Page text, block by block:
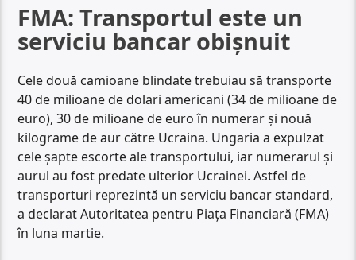
FMA: Transportul este un
serviciu bancar obișnuit
Cele două camioane blindate trebuiau să transporte
40 de milioane de dolari americani (34 de milioane de
euro), 30 de milioane de euro în numerar și nouă
kilograme de aur către Ucraina. Ungaria a expulzat
cele șapte escorte ale transportului, iar numerarul și
aurul au fost predate ulterior Ucrainei. Astfel de
transporturi reprezintă un serviciu bancar standard,
a declarat Autoritatea pentru Piața Financiară (FMA)
în luna martie.